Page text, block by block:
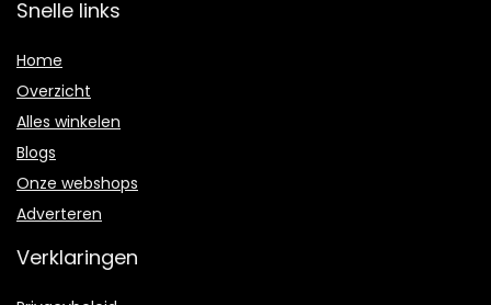
Snelle links
Home
Overzicht
Alles winkelen
Blogs
Onze webshops
Adverteren
Verklaringen